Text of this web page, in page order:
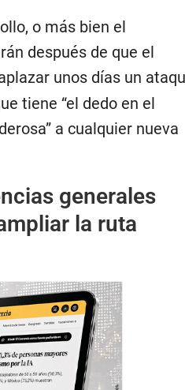
o más bien el
después de que el
unos días un
tiene “el dedo en el
a cualquier nueva
generales
la ruta